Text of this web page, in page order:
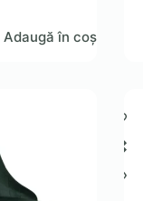
Adaugă în coș